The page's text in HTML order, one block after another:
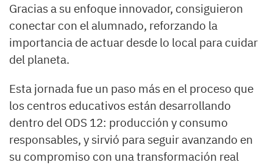
Gracias a su enfoque innovador, consiguieron
conectar con el alumnado, reforzando la
importancia de actuar desde lo local para cuidar
del planeta.
Esta jornada fue un paso más en el proceso que
los centros educativos están desarrollando
dentro del ODS 12: producción y consumo
responsables, y sirvió para seguir avanzando en
su compromiso con una transformación real